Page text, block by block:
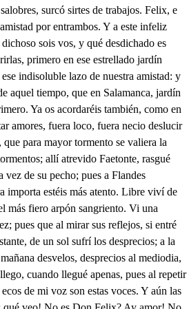
Di, bella Beatriz, como así con tus ojos me mataste? Mira que al rigor esquivo de aquese dolor incierto, o soy un viviente muerto, o soy un cadáver vivo. Mira:: . No quiero mirar. Oye:- . No quiero oír. Advierte::- No hay que advertir. Escucha::- No hay que escuchar. Idos Don Juan, o violento el furor de mis dos ojos, os ha de dar por despojos a los átomos del viento. Señora, ofender jamás vuestros soles pretendí, yo me iré, pues puedo así Ay señora, mi señor sube ya por la escalera! Fortuna, de esa manera acrecientas mi dolor! Señor Don Juan, si mi llanto puede enmendar vuestro error, como noble, por mi honor mirad. . Sí, Beatriz, y tanto por él miraré ofendido, como mirara obligado, que tiendo yo el desdichado, he de ser el escondido. . Hija, Beatriz, yo pensaba que ya retirada fueras a estas horas. . Yo, señor, es perando que vinieras, de ver mi amiga Litarda di cuidadosa la vuelta; mas tu señor, como::- Luego he de salir, que unas nuevas me dieron de cierto amigo. Inés, no cierres la puerta, mientras que dentro mi cuarto me importa una diligencia. . Inés, saca luego a ese hombre; pero aguarda, tente, espera, que allí sentí ruido: cielos, cuando acabarán mis penas! Pensarás Beatriz ingrata, que otra vez a la cadena me vuelvo de tu prisión; pero mal piensas, mal piensas. Ay señora, que tu padro vuelve! . Que no haya comedía sin padre, ni sin hermano! Ay Felix! ahora es fuerza que no te vea mi padre. Qué quieres ingrata, fiera, que me esconda? no es posible. Felix mío. Cruel sirena, que adormeces con el llanto sin que aproveche la cera. se dijo por esa treta. Ya encontré lo que buscaba, que en la última gabeta estaba del escritorio: tened esa puerta abierta, que luego pienso volver. . Ley es en mí la obediencia. Inés, saca luego al punto esos dos hombres, no sea que nos falte la ocasión, pues las desdichas nos cercan. quisiera mi dilige